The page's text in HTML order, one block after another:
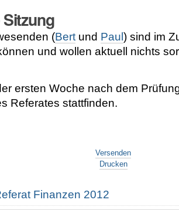
(Bertund Paul ) sind im
und wollen aktuell nichts
ersten Woche nach dem
Referates stattfinden.
Versenden
Drucken
Finanzen 2012